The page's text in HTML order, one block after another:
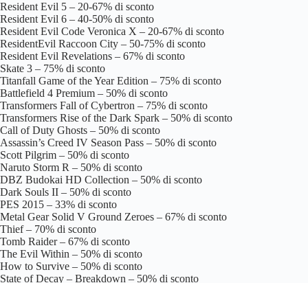
Resident Evil 5 – 20-67% di sconto
Resident Evil 6 – 40-50% di sconto
Resident Evil Code Veronica X – 20-67% di sconto
ResidentEvil Raccoon City – 50-75% di sconto
Resident Evil Revelations – 67% di sconto
Skate 3 – 75% di sconto
Titanfall Game of the Year Edition – 75% di sconto
Battlefield 4 Premium – 50% di sconto
Transformers Fall of Cybertron – 75% di sconto
Transformers Rise of the Dark Spark – 50% di sconto
Call of Duty Ghosts – 50% di sconto
Assassin’s Creed IV Season Pass – 50% di sconto
Scott Pilgrim – 50% di sconto
Naruto Storm R – 50% di sconto
DBZ Budokai HD Collection – 50% di sconto
Dark Souls II – 50% di sconto
PES 2015 – 33% di sconto
Metal Gear Solid V Ground Zeroes – 67% di sconto
Thief – 70% di sconto
Tomb Raider – 67% di sconto
The Evil Within – 50% di sconto
How to Survive – 50% di sconto
State of Decay – Breakdown – 50% di sconto